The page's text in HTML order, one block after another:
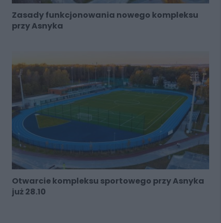
Zasady funkcjonowania nowego kompleksu
przy Asnyka
Otwarcie kompleksu sportowego przy Asnyka
już 28.10